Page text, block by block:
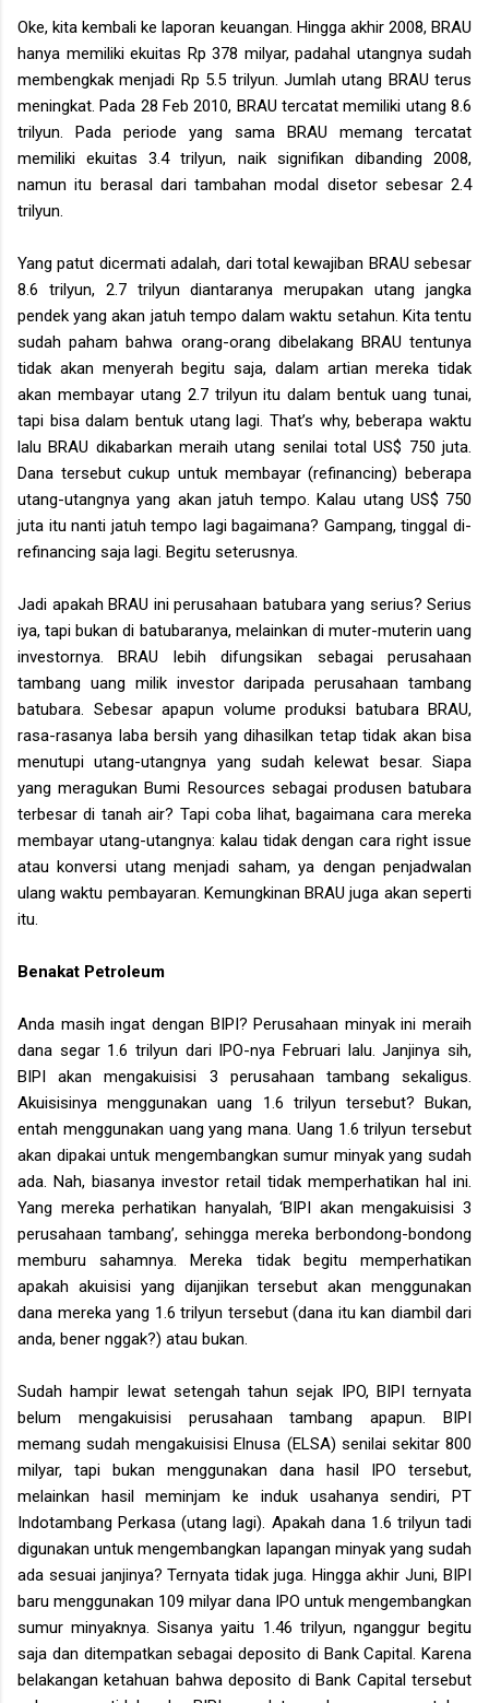
Oke, kita kembali ke laporan keuangan. Hingga akhir 2008, BRAU
hanya memiliki ekuitas Rp 378 milyar, padahal utangnya sudah
membengkak menjadi Rp 5.5 trilyun. Jumlah utang BRAU terus
meningkat. Pada 28 Feb 2010, BRAU tercatat memiliki utang 8.6
trilyun. Pada periode yang sama BRAU memang tercatat
memiliki ekuitas 3.4 trilyun, naik signifikan dibanding 2008,
namun itu berasal dari tambahan modal disetor sebesar 2.4
trilyun.
Yang patut dicermati adalah, dari total kewajiban BRAU sebesar
8.6 trilyun, 2.7 trilyun diantaranya merupakan utang jangka
pendek yang akan jatuh tempo dalam waktu setahun. Kita tentu
sudah paham bahwa orang-orang dibelakang BRAU tentunya
tidak akan menyerah begitu saja, dalam artian mereka tidak
akan membayar utang 2.7 trilyun itu dalam bentuk uang tunai,
tapi bisa dalam bentuk utang lagi. That’s why, beberapa waktu
lalu BRAU dikabarkan meraih utang senilai total US$ 750 juta.
Dana tersebut cukup untuk membayar (refinancing) beberapa
utang-utangnya yang akan jatuh tempo. Kalau utang US$ 750
juta itu nanti jatuh tempo lagi bagaimana? Gampang, tinggal di-
refinancing saja lagi. Begitu seterusnya.
Jadi apakah BRAU ini perusahaan batubara yang serius? Serius
iya, tapi bukan di batubaranya, melainkan di muter-muterin uang
investornya. BRAU lebih difungsikan sebagai perusahaan
tambang uang milik investor daripada perusahaan tambang
batubara. Sebesar apapun volume produksi batubara BRAU,
rasa-rasanya laba bersih yang dihasilkan tetap tidak akan bisa
menutupi utang-utangnya yang sudah kelewat besar. Siapa
yang meragukan Bumi Resources sebagai produsen batubara
terbesar di tanah air? Tapi coba lihat, bagaimana cara mereka
membayar utang-utangnya: kalau tidak dengan cara right issue
atau konversi utang menjadi saham, ya dengan penjadwalan
ulang waktu pembayaran. Kemungkinan BRAU juga akan seperti
itu.
Benakat Petroleum
Anda masih ingat dengan BIPI? Perusahaan minyak ini meraih
dana segar 1.6 trilyun dari IPO-nya Februari lalu. Janjinya sih,
BIPI akan mengakuisisi 3 perusahaan tambang sekaligus.
Akuisisinya menggunakan uang 1.6 trilyun tersebut? Bukan,
entah menggunakan uang yang mana. Uang 1.6 trilyun tersebut
akan dipakai untuk mengembangkan sumur minyak yang sudah
ada. Nah, biasanya investor retail tidak memperhatikan hal ini.
Yang mereka perhatikan hanyalah, ‘BIPI akan mengakuisisi 3
perusahaan tambang’, sehingga mereka berbondong-bondong
memburu sahamnya. Mereka tidak begitu memperhatikan
apakah akuisisi yang dijanjikan tersebut akan menggunakan
dana mereka yang 1.6 trilyun tersebut (dana itu kan diambil dari
anda, bener nggak?) atau bukan.
Sudah hampir lewat setengah tahun sejak IPO, BIPI ternyata
belum mengakuisisi perusahaan tambang apapun. BIPI
memang sudah mengakuisisi Elnusa (ELSA) senilai sekitar 800
milyar, tapi bukan menggunakan dana hasil IPO tersebut,
melainkan hasil meminjam ke induk usahanya sendiri, PT
Indotambang Perkasa (utang lagi). Apakah dana 1.6 trilyun tadi
digunakan untuk mengembangkan lapangan minyak yang sudah
ada sesuai janjinya? Ternyata tidak juga. Hingga akhir Juni, BIPI
baru menggunakan 109 milyar dana IPO untuk mengembangkan
sumur minyaknya. Sisanya yaitu 1.46 trilyun, nganggur begitu
saja dan ditempatkan sebagai deposito di Bank Capital. Karena
belakangan ketahuan bahwa deposito di Bank Capital tersebut